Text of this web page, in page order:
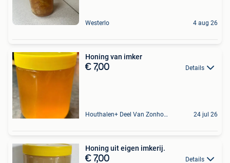
Westerlo 4 aug 26
Honing van imker
€ 7,00 Details
Houthalen+ Deel Van Zonhoven En Zolder 24 jul 26
Honing uit eigen imkerij.
€ 7,00 Details